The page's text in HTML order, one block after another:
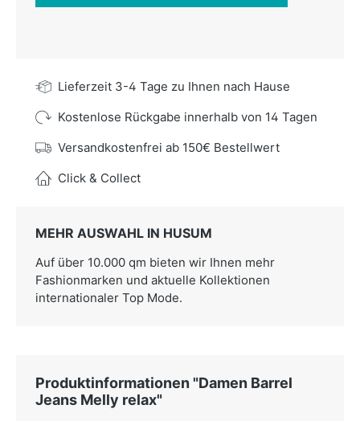
Lieferzeit 3-4 Tage zu Ihnen nach Hause
Kostenlose Rückgabe innerhalb von 14 Tagen
Versandkostenfrei ab 150€ Bestellwert
Click & Collect
MEHR AUSWAHL IN HUSUM
Auf über 10.000 qm bieten wir Ihnen mehr
Fashionmarken und aktuelle Kollektionen
internationaler Top Mode.
Produktinformationen "Damen Barrel
Jeans Melly relax"